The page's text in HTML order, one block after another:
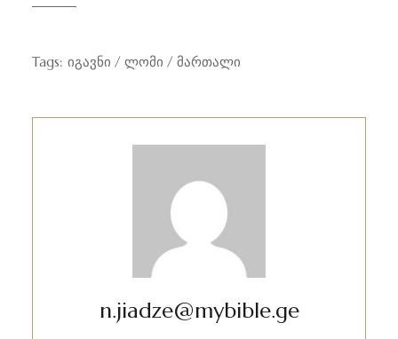
Tags: იგავნი ლომი მართალი
n.jiadze@mybible.ge